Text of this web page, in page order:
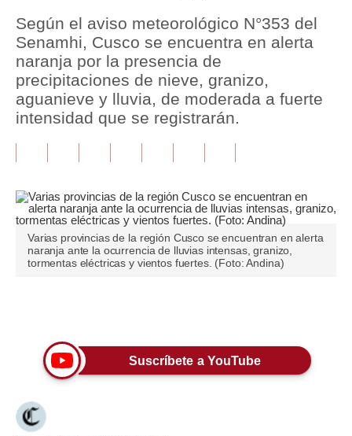
Política
Tu Dinero
Finanzas Personales
Opinión
Editorial
Pregunta de hoy
Lujo
Moda
Según el aviso meteorológico N°353 del
Senamhi, Cusco se encuentra en alerta
naranja por la presencia de
precipitaciones de nieve, granizo,
aguanieve y lluvia, de moderada a fuerte
intensidad que se registrarán.
Varias provincias de la región Cusco se encuentran en alerta
naranja ante la ocurrencia de lluvias intensas, granizo,
tormentas eléctricas y vientos fuertes. (Foto: Andina)
Suscríbete a YouTube